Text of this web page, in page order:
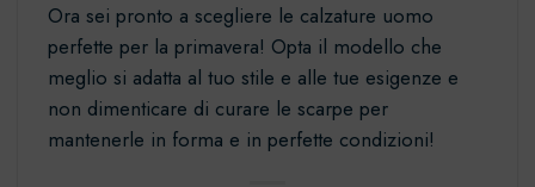
Ora sei pronto a scegliere le calzature uomo
perfette per la primavera! Opta il modello che
meglio si adatta al tuo stile e alle tue esigenze e
non dimenticare di curare le scarpe per
mantenerle in forma e in perfette condizioni!